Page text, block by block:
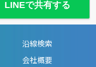
LINEで共有する
沿線検索
会社概要